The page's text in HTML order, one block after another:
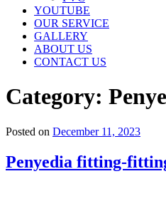
YOUTUBE
OUR SERVICE
GALLERY
ABOUT US
CONTACT US
Category:
Posted on December 11, 2023
Penyedia fitting-